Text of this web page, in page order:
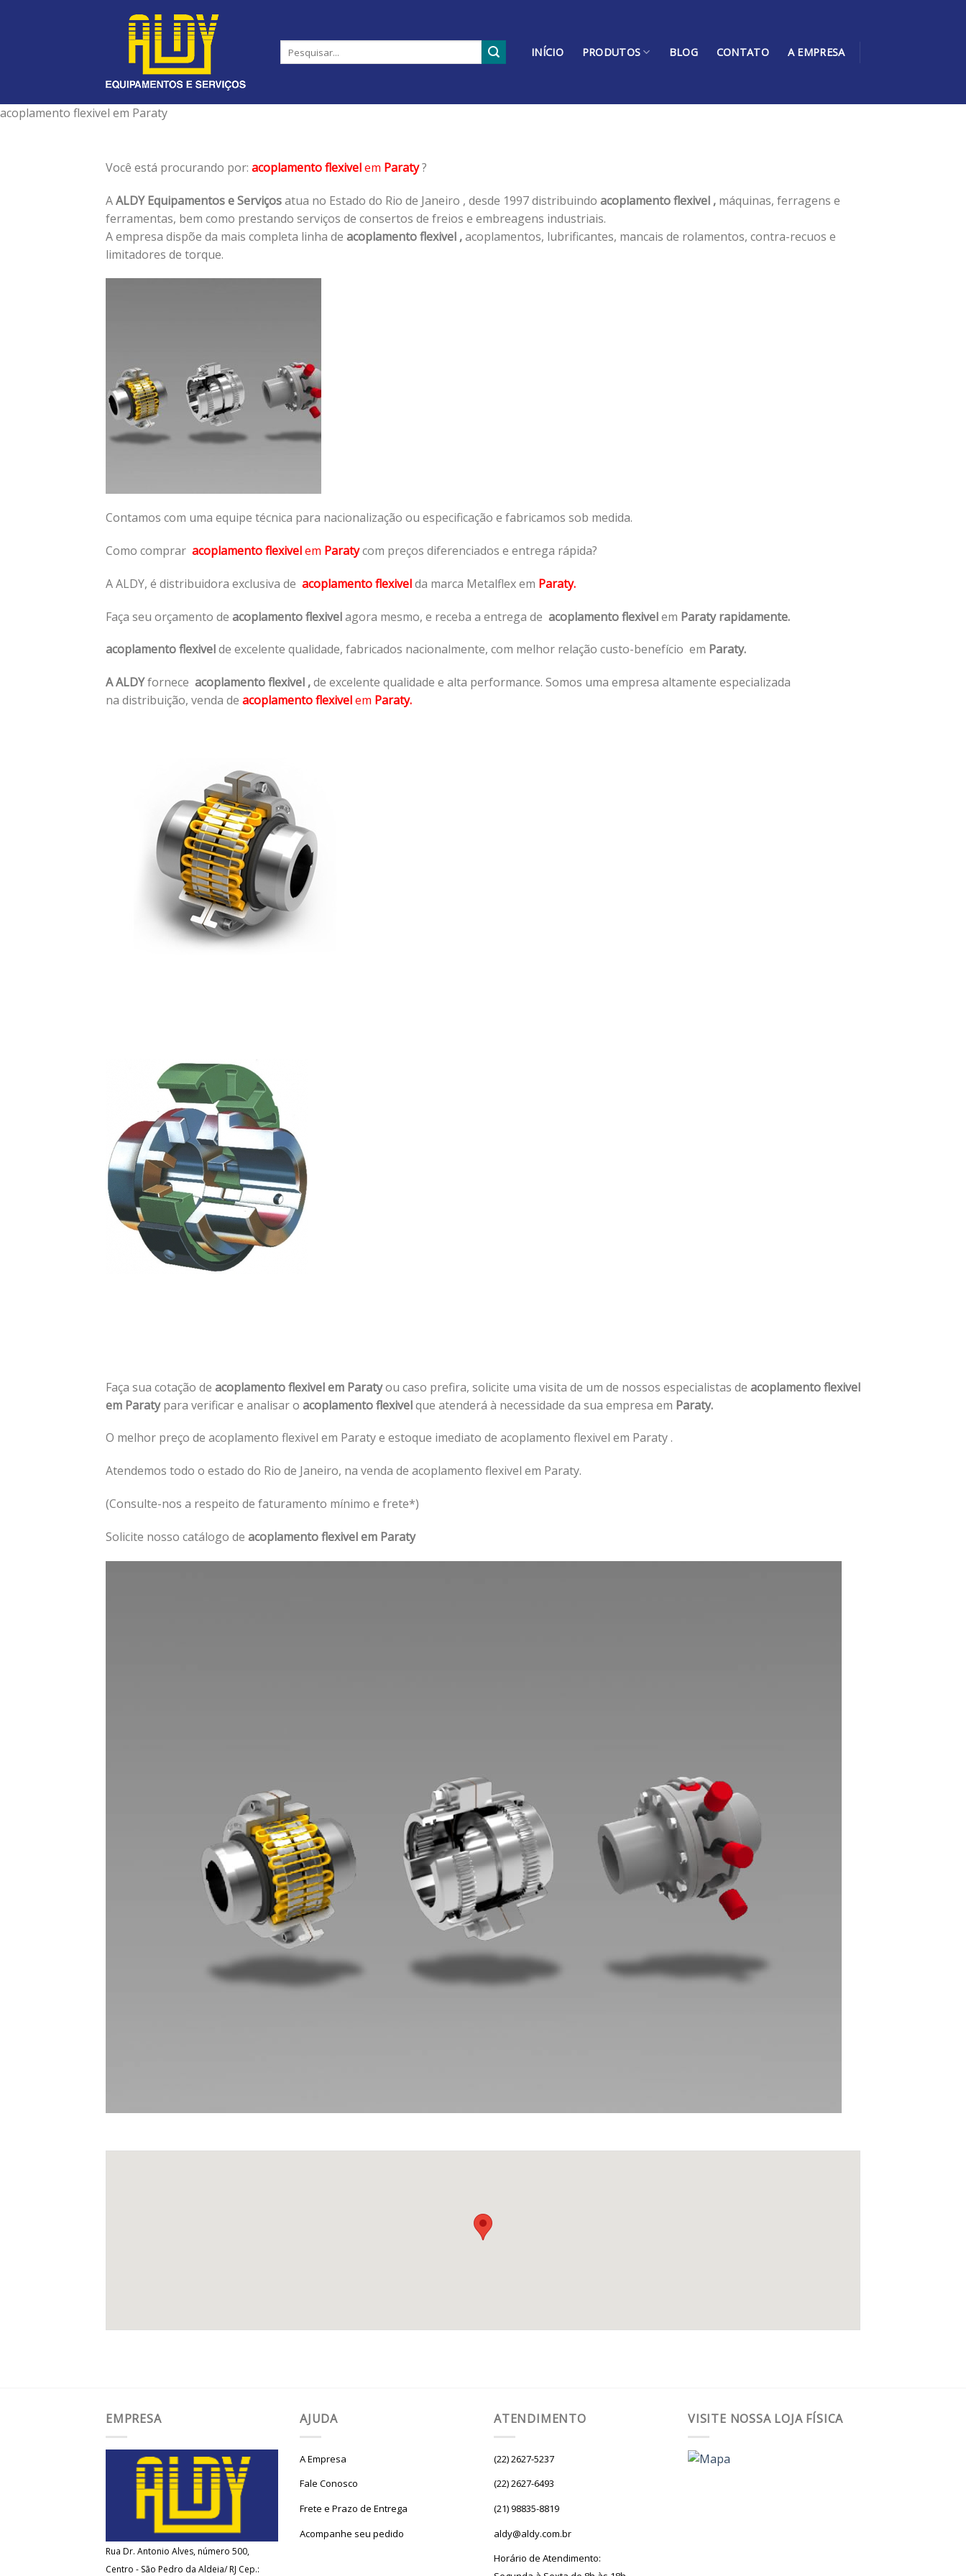
INÍCIO PRODUTOS BLOG CONTATO A EMPRESA
acoplamento flexivel em Paraty
Você está procurando por: acoplamento flexivelem Paraty?
AALDY Equipamentos e Serviçosatua no Estado do Rio de Janeiro , desde 1997 distribuindo acoplamento flexivel , máquinas, ferragens e
ferramentas, bem como prestando serviços de consertos de freios e embreagens industriais.
A empresa dispõe da mais completa linha de acoplamento flexivel ,acoplamentos, lubrificantes, mancais de rolamentos, contra-recuos e
limitadores de torque.
Contamos com uma equipe técnica para nacionalização ou especificação e fabricamos sob medida.
Como comprar acoplamento flexivelem Paratycom preços diferenciados e entrega rápida?
A ALDY, é distribuidora exclusiva de acoplamento flexivelda marca Metalflex em Paraty.
Faça seu orçamento de acoplamento flexivelagora mesmo, e receba a entrega de acoplamento flexivelem Paraty rapidamente.
acoplamento flexivelde excelente qualidade, fabricados nacionalmente, com melhor relação custo-benefício em Paraty.
A ALDYfornece acoplamento flexivel ,de excelente qualidade e alta performance. Somos uma empresa altamente especializada
na distribuição, venda de acoplamento flexivelem Paraty.
Faça sua cotação de acoplamento flexivel em Paratyou caso prefira, solicite uma visita de um de nossos especialistas de acoplamento flexivel
em Paratypara verificar e analisar o acoplamento flexivelque atenderá à necessidade da sua empresa em Paraty.
O melhor preço de acoplamento flexivel em Paraty e estoque imediato de acoplamento flexivel em Paraty .
Atendemos todo o estado do Rio de Janeiro, na venda de acoplamento flexivel em Paraty.
(Consulte-nos a respeito de faturamento mínimo e frete*)
Solicite nosso catálogo de acoplamento flexivel em Paraty
EMPRESA
Rua Dr. Antonio Alves, número 500,
Centro - São Pedro da Aldeia/ RJ Cep.:
AJUDA
A Empresa
Fale Conosco
Frete e Prazo de Entrega
Acompanhe seu pedido
ATENDIMENTO
(22) 2627-5237
(22) 2627-6493
(21) 98835-8819
aldy@aldy.com.br
Horário de Atendimento:
VISITE NOSSA LOJA FÍSICA